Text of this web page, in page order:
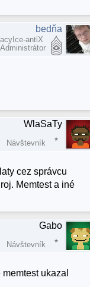
bedňa
antiX
Administrátor
WlaSaTy
Návštevník
cez správcu
Memtest a iné
Gabo
Návštevník
ukazal